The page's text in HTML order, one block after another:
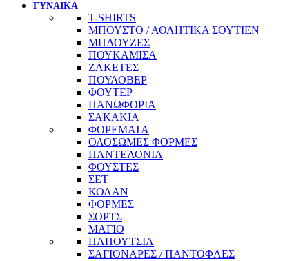
ΓΥΝΑΙΚΑ
T-SHIRTS
ΜΠΟΥΣΤΟ / ΑΘΛΗΤΙΚΑ ΣΟΥΤΙΕΝ
ΜΠΛΟΥΖΕΣ
ΠΟΥΚΑΜΙΣΑ
ΖΑΚΕΤΕΣ
ΠΟΥΛΟΒΕΡ
ΦΟΥΤΕΡ
ΠΑΝΩΦΟΡΙΑ
ΣΑΚΑΚΙΑ
ΦΟΡΕΜΑΤΑ
ΟΛΟΣΩΜΕΣ ΦΟΡΜΕΣ
ΠΑΝΤΕΛΟΝΙΑ
ΦΟΥΣΤΕΣ
ΣΕΤ
ΚΟΛΑΝ
ΦΟΡΜΕΣ
ΣΟΡΤΣ
ΜΑΓΙΟ
ΠΑΠΟΥΤΣΙΑ
ΣΑΓΙΟΝΑΡΕΣ / ΠΑΝΤΟΦΛΕΣ